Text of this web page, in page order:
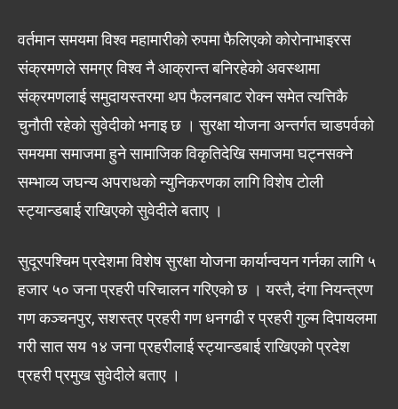
वर्तमान समयमा विश्व महामारीको रुपमा फैलिएको कोरोनाभाइरस
संक्रमणले समग्र विश्व नै आक्रान्त बनिरहेको अवस्थामा
संक्रमणलाई समुदायस्तरमा थप फैलनबाट रोक्न समेत त्यत्तिकै
चुनौती रहेको सुवेदीको भनाइ छ । सुरक्षा योजना अन्तर्गत चाडपर्वको
समयमा समाजमा हुने सामाजिक विकृतिदेखि समाजमा घट्नसक्ने
सम्भाव्य जघन्य अपराधको न्युनिकरणका लागि विशेष टोली
स्ट्यान्डबाई राखिएको सुवेदीले बताए ।
सुदूरपश्चिम प्रदेशमा विशेष सुरक्षा योजना कार्यान्वयन गर्नका लागि ५
हजार ५० जना प्रहरी परिचालन गरिएको छ । यस्तै, दंगा नियन्त्रण
गण कञ्चनपुर, सशस्त्र प्रहरी गण धनगढी र प्रहरी गुल्म दिपायलमा
गरी सात सय १४ जना प्रहरीलाई स्ट्यान्डबाई राखिएको प्रदेश
प्रहरी प्रमुख सुवेदीले बताए ।